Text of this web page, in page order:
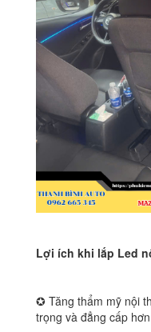
Lợi ích khi lắp Led
✪ Tăng thẩm mỹ nội
trọng và đẳng cấp hơn